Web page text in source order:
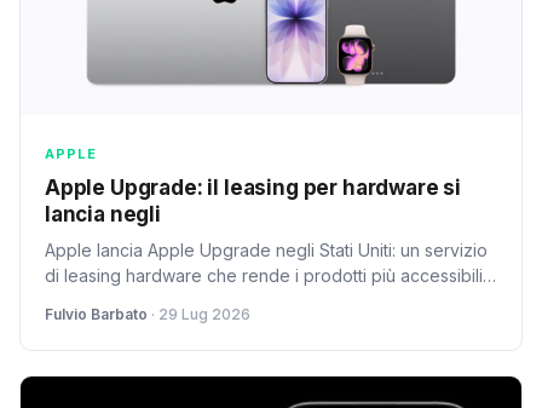
APPLE
Apple Upgrade: il leasing per hardware si
lancia negli
Apple lancia Apple Upgrade negli Stati Uniti: un servizio
di leasing hardware che rende i prodotti più accessibili.
Fulvio Barbato · 29 Lug 2026